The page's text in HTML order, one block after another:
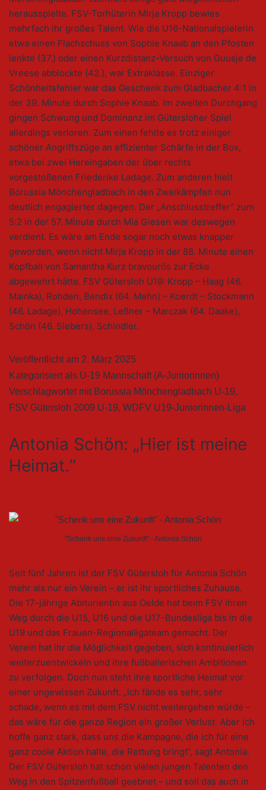
herausspielte. FSV-Torhüterin Mirja Kropp bewies
mehrfach ihr großes Talent. Wie die U16-Nationalspielerin
etwa einen Flachschuss von Sophie Knaab an den Pfosten
lenkte (37.) oder einen Kurzdistanz-Versuch von Guusje de
Vreese abblockte (42.), war Extraklasse. Einziger
Schönheitsfehler war das Geschenk zum Gladbacher 4:1 in
der 39. Minute durch Sophie Knaab. Im zweiten Durchgang
gingen Schwung und Dominanz im Gütersloher Spiel
allerdings verloren. Zum einen fehlte es trotz einiger
schöner Angriffszüge an effizienter Schärfe in der Box,
etwa bei zwei Hereingaben der über rechts
vorgestoßenen Friederike Ladage. Zum anderen hielt
Borussia Mönchengladbach in den Zweikämpfen nun
deutlich engagierter dagegen. Der „Anschlusstreffer“ zum
5:2 in der 57. Minute durch Mia Giesen war deswegen
verdient. Es wäre am Ende sogar noch etwas knapper
geworden, wenn nicht Mirja Kropp in der 88. Minute einen
Kopfball von Samantha Kurz bravourös zur Ecke
abgewehrt hätte. FSV Gütersloh U19: Kropp – Haag (46.
Mainka), Rohden, Bendix (64. Mehn) – Koerdt – Stockmann
(46. Ladage), Hohensee, Leßner – Marczak (64. Daake),
Schön (46. Siebers), Schindler.
Veröffentlicht am 2. März 2025
Kategorisiert als U-19 Mannschaft (A-Juniorinnen)
Verschlagwortet mit Borussia Mönchengladbach U-19,
FSV Gütersloh 2009 U-19, WDFV U19-Juniorinnen-Liga
Antonia Schön: „Hier ist meine
Heimat.“
"Schenk uns eine Zukunft" - Antonia Schön
Seit fünf Jahren ist der FSV Gütersloh für Antonia Schön
mehr als nur ein Verein – er ist ihr sportliches Zuhause.
Die 17-jährige Abiturientin aus Oelde hat beim FSV ihren
Weg durch die U15, U16 und die U17-Bundesliga bis in die
U19 und das Frauen-Regionalligateam gemacht. Der
Verein hat ihr die Möglichkeit gegeben, sich kontinuierlich
weiterzuentwickeln und ihre fußballerischen Ambitionen
zu verfolgen. Doch nun steht ihre sportliche Heimat vor
einer ungewissen Zukunft. „Ich fände es sehr, sehr
schade, wenn es mit dem FSV nicht weitergehen würde –
das wäre für die ganze Region ein großer Verlust. Aber ich
hoffe ganz stark, dass uns die Kampagne, die ich für eine
ganz coole Aktion halte, die Rettung bringt“, sagt Antonia.
Der FSV Gütersloh hat schon vielen jungen Talenten den
Weg in den Spitzenfußball geebnet – und soll das auch in